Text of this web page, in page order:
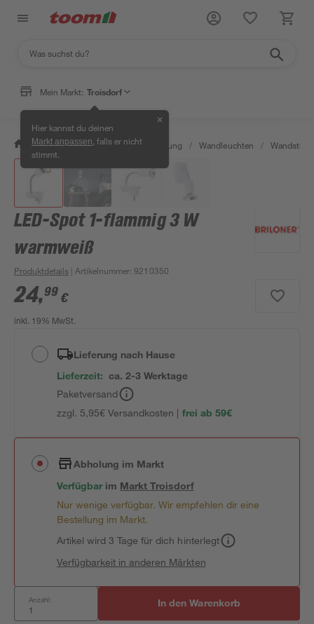
Mein Markt: Troisdorf
Hier kannst du deinen
Markt anpassen , falls er nicht
stimmt.
✕
/ Wohnen & Haushalt / Beleuchtung / Wandleuchten /
LED-Spot 1-flammig 3 W
warmweiß
Produktdetails | Artikelnummer:9210350
24,99 €
inkl. 19% MwSt.
Lieferung nach Hause
Lieferzeit: ca. 2-3 Werktage
Paketversand
zzgl. 5,95€ Versandkosten | frei ab 59€
Abholung im Markt
Verfügbar im MarktTroisdorf
Nur wenige verfügbar. Wir empfehlen dir eine
Bestellung im Markt.
Artikel wird 3 Tage für dich hinterlegt
Verfügbarkeit in anderen Märkten
Anzahl: In den Warenkorb